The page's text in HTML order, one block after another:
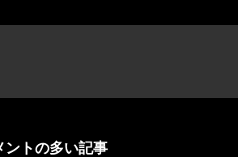
ントの多い記事